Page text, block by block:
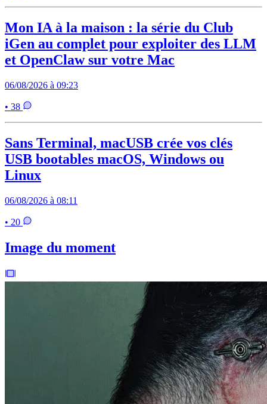
Mon IA à la maison : la série du Club
iGen au complet pour exploiter des LLM
et OpenClaw sur votre Mac
06/08/2026 à 09:23
• 38
Sans Terminal, macUSB crée vos clés
USB bootables macOS, Windows ou
Linux
06/08/2026 à 08:11
• 20
Image du moment